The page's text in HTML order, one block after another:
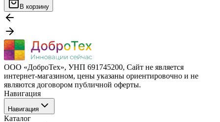
В корзину
ООО «ДоброТех», УНП 691745200, Cайт не является
интернет-магазином, цены указаны ориентировочно и не
являются договором публичной оферты.
Навигация
Навигация
Каталог